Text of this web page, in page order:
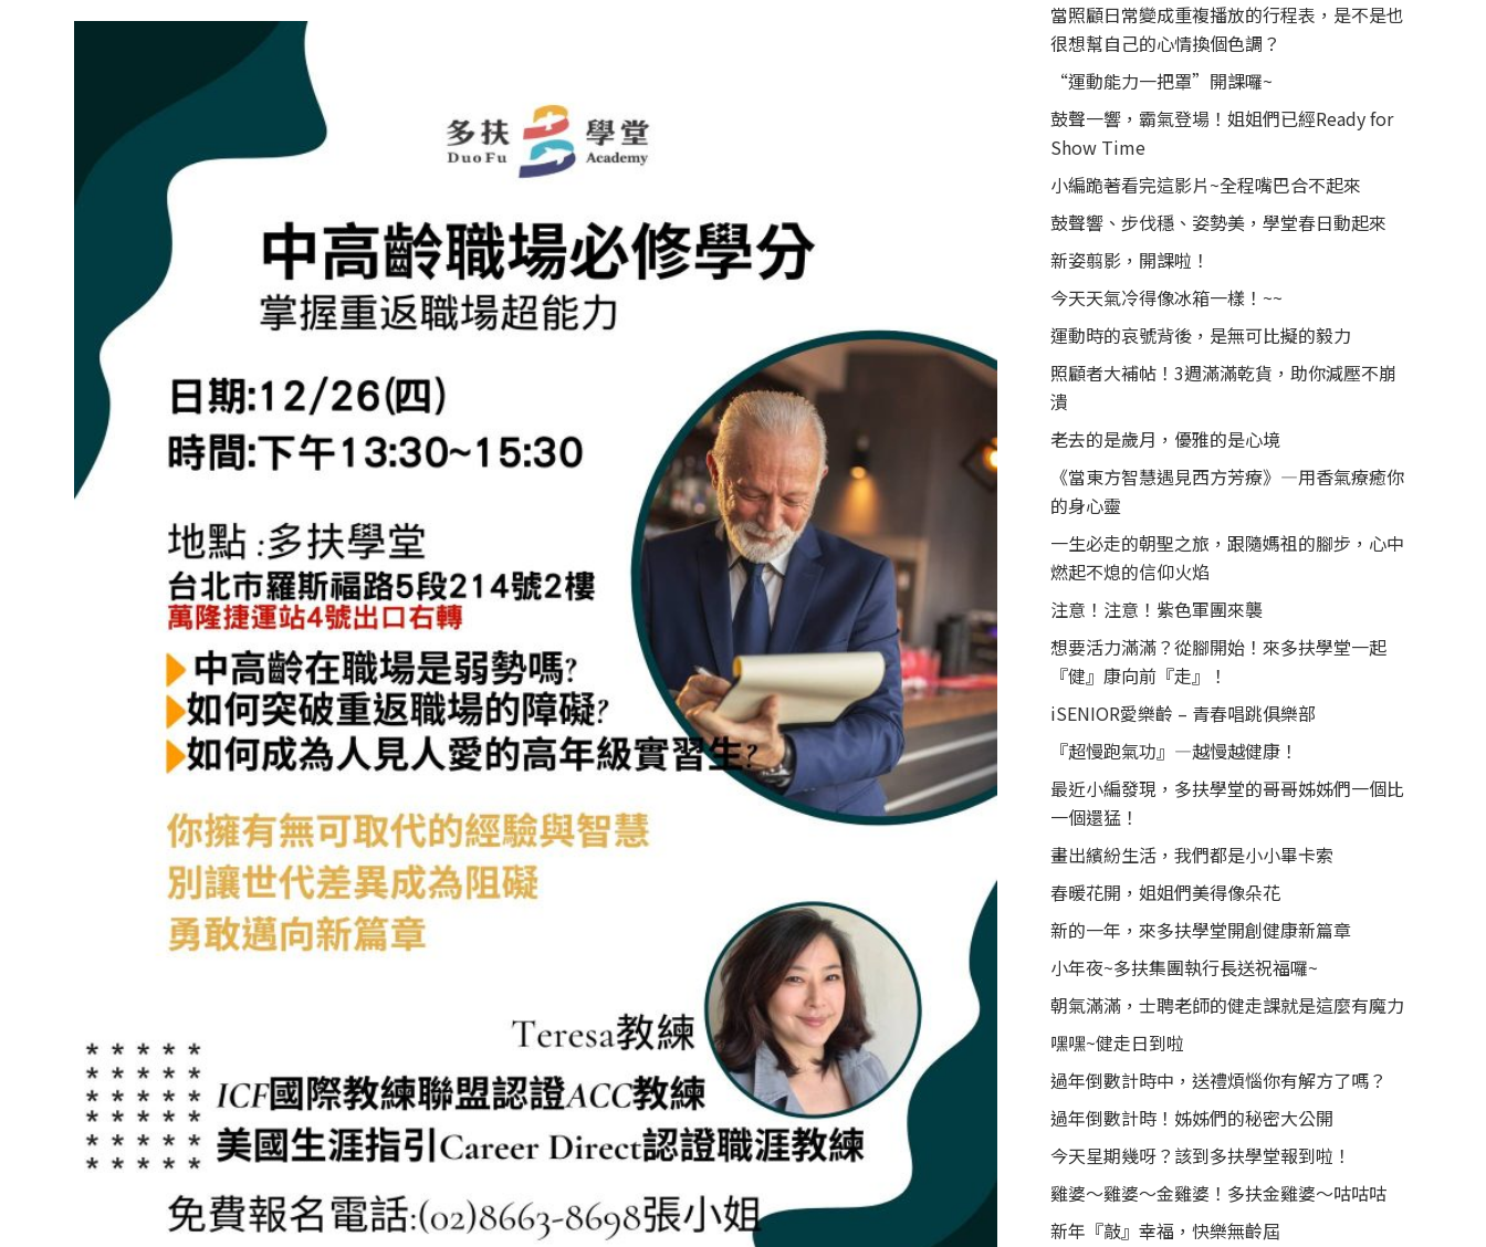
當照顧日常變成重複播放的行程表，是不是也
很想幫自己的心情換個色調？
“運動能力一把罩”開課囉~
鼓聲一響，霸氣登場！姐姐們已經Ready for
Show Time
小編跪著看完這影片~全程嘴巴合不起來
鼓聲響、步伐穩、姿勢美，學堂春日動起來
新姿翦影，開課啦！
今天天氣冷得像冰箱一樣！~~
運動時的哀號背後，是無可比擬的毅力
照顧者大補帖！3週滿滿乾貨，助你減壓不崩
潰
老去的是歲月，優雅的是心境
《當東方智慧遇見西方芳療》—用香氣療癒你
的身心靈
一生必走的朝聖之旅，跟隨媽祖的腳步，心中
燃起不熄的信仰火焰
注意！注意！紫色軍團來襲
想要活力滿滿？從腳開始！來多扶學堂一起
『健』康向前『走』！
iSENIOR愛樂齡 – 青春唱跳俱樂部
『超慢跑氣功』—越慢越健康！
最近小編發現，多扶學堂的哥哥姊姊們一個比
一個還猛！
畫出繽紛生活，我們都是小小畢卡索
春暖花開，姐姐們美得像朵花
新的一年，來多扶學堂開創健康新篇章
小年夜~多扶集團執行長送祝福囉~
朝氣滿滿，士聘老師的健走課就是這麼有魔力
嘿嘿~健走日到啦
過年倒數計時中，送禮煩惱你有解方了嗎？
過年倒數計時！姊姊們的秘密大公開
今天星期幾呀？該到多扶學堂報到啦！
雞婆～雞婆～金雞婆！多扶金雞婆～咕咕咕
新年『敲』幸福，快樂無齡屆